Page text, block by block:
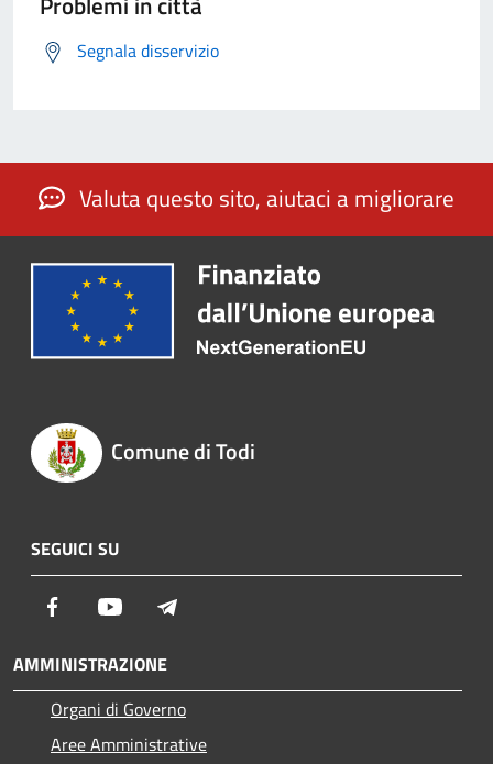
Segnala disservizio
Valuta questo sito, aiutaci a migliorare
Comune di Todi
SEGUICI SU
Facebook Youtube
AMMINISTRAZIONE
Organi di Governo
Aree Amministrative